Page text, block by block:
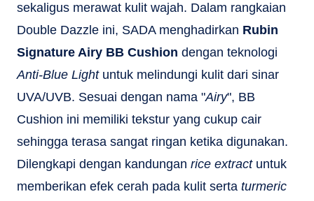
sekaligus merawat kulit wajah. Dalam rangkaian
Double Dazzle ini, SADA menghadirkan Rubin
Signature Airy BB Cushion dengan teknologi
Anti-Blue Lightuntuk melindungi kulit dari sinar
UVA/UVB. Sesuai dengan nama "Airy", BB
Cushion ini memiliki tekstur yang cukup cair
sehingga terasa sangat ringan ketika digunakan.
Dilengkapi dengan kandungan rice extractuntuk
memberikan efek cerah pada kulit serta turmeric